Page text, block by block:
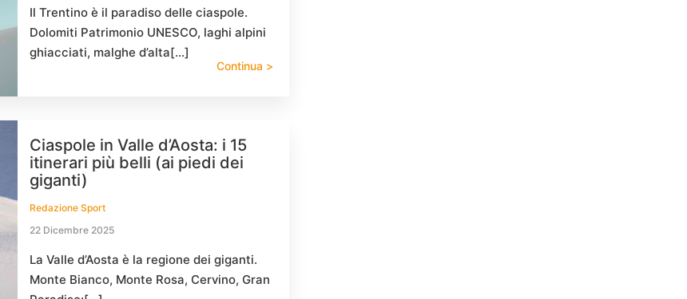
Il Trentino è il paradiso delle ciaspole.
Dolomiti Patrimonio UNESCO, laghi alpini
ghiacciati, malghe d’alta[…]
Continua >
Ciaspole in Valle d’Aosta: i 15
itinerari più belli (ai piedi dei
giganti)
Redazione Sport
22 Dicembre 2025
La Valle d’Aosta è la regione dei giganti.
Monte Bianco, Monte Rosa, Cervino, Gran